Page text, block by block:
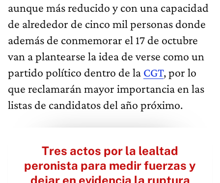
aunque más reducido y con una capacidad
de alrededor de cinco mil personas donde
además de conmemorar el 17 de octubre
van a plantearse la idea de verse como un
partido político dentro de la CGT, por lo
que reclamarán mayor importancia en las
listas de candidatos del año próximo.
Tres actos por la lealtad
peronista para medir fuerzas y
dejar en evidencia la ruptura